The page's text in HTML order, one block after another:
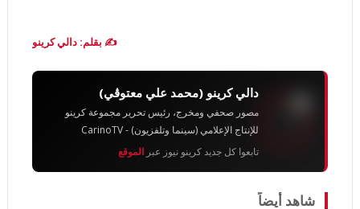
✍️ بقلم: دالي كرينو
دالي كرينو (محمد علي معتوڨي)
مصور صحفي ومخرج، رئيس تحرير مجموعة كرينو
للإنتاج الإعلامي (سينما وتلفزيون) - CarinoTV
تابعوا كل جديد كرينو نيوز عبر الموقع
شاهد أيضاً